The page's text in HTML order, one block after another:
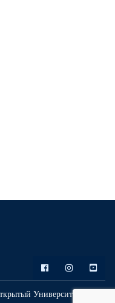
Университет. All